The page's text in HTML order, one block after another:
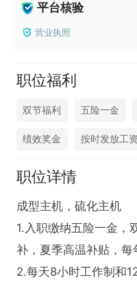
平台核验
营业执照
职位福利
双节福利 五险一金
绩效奖金 按时发放工资
职位详情
成型主机，硫化主机
1.入职缴纳五险一金，
补，夏季高温补贴，每
2.每天8小时工作制和